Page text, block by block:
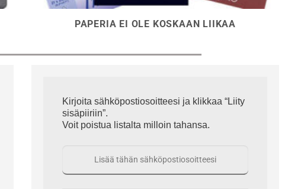
PAPERIA EI OLE KOSKAAN LIIKAA
Kirjoita sähköpostiosoitteesi ja klikkaa “Liity
sisäpiiriin”.
Voit poistua listalta milloin tahansa.